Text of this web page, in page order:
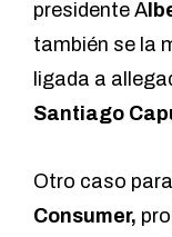
presidente A
también se la
ligada a
Santiago
Otro caso
Consumer,